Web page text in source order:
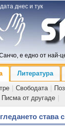
днес и тук
е едно от най-
Литература
Свободата
Писма от другаде
става